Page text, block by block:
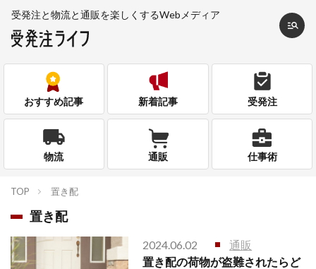
受発注と物流と通販を楽しくするWebメディア
おすすめ記事 新着記事 受発注
物流 通販 仕事術
TOP 置き配
置き配
2024.06.02
通販
置き配の荷物が盗難されたらど